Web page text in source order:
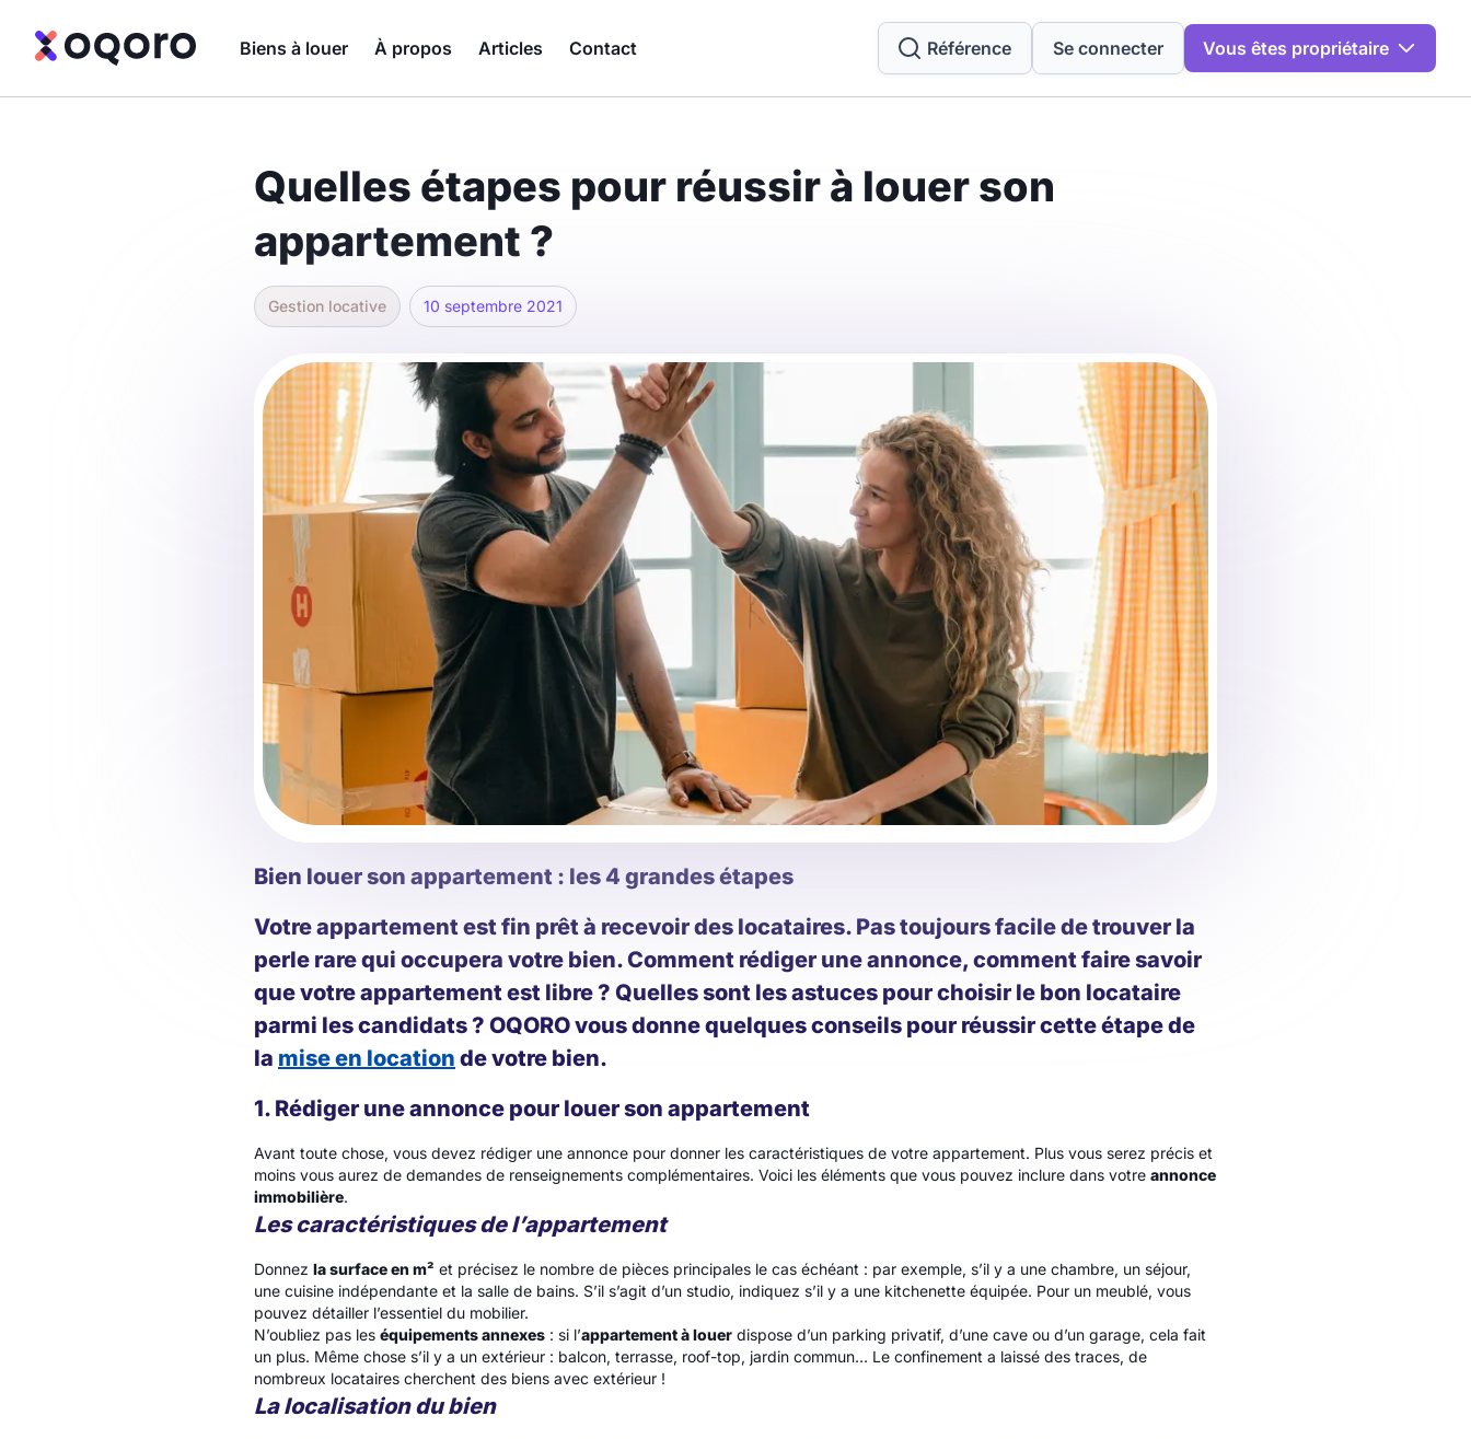
Biens à louer À propos Articles Contact Référence Se connecter Vous êtes propriétaire
Quelles étapes pour réussir à louer son
appartement ?
Gestion locative 10 septembre 2021
Bien louer son appartement : les 4 grandes étapes
Votre appartement est fin prêt à recevoir des locataires. Pas toujours facile de trouver la
perle rare qui occupera votre bien. Comment rédiger une annonce, comment faire savoir
que votre appartement est libre ? Quelles sont les astuces pour choisir le bon locataire
parmi les candidats ? OQORO vous donne quelques conseils pour réussir cette étape de
la mise en location de votre bien.
1. Rédiger une annonce pour louer son appartement
Avant toute chose, vous devez rédiger une annonce pour donner les caractéristiques de votre appartement. Plus vous serez précis et
moins vous aurez de demandes de renseignements complémentaires. Voici les éléments que vous pouvez inclure dans votre annonce
immobilière.
Les caractéristiques de l’appartement
Donnez la surface en m² et précisez le nombre de pièces principales le cas échéant : par exemple, s’il y a une chambre, un séjour,
une cuisine indépendante et la salle de bains. S’il s’agit d’un studio, indiquez s’il y a une kitchenette équipée. Pour un meublé, vous
pouvez détailler l’essentiel du mobilier.
N’oubliez pas les équipements annexes : si l’appartement à louer dispose d’un parking privatif, d’une cave ou d’un garage, cela fait
un plus. Même chose s’il y a un extérieur : balcon, terrasse, roof-top, jardin commun… Le confinement a laissé des traces, de
nombreux locataires cherchent des biens avec extérieur !
La localisation du bien